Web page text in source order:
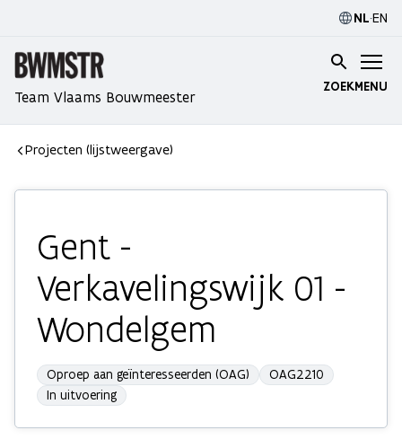
NL·EN
Team Vlaams Bouwmeester
ZOEKMENU
Projecten (lijstweergave)
Gent -
Verkavelingswijk 01 -
Wondelgem
Oproep aan geïnteresseerden (OAG)
OAG2210
In uitvoering